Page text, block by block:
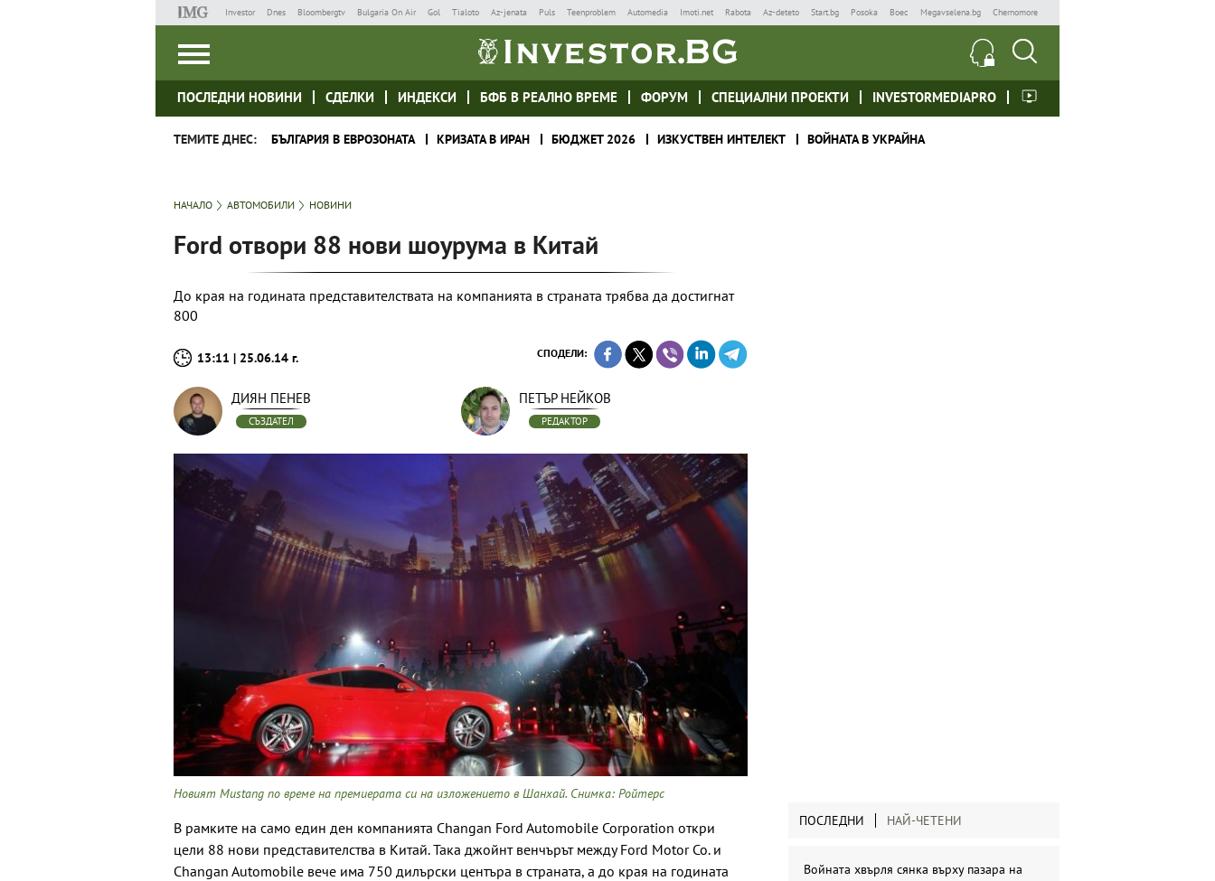
Investor Dnes Bloombergtv Bulgaria On Air Gol Tialoto Az-jenata Puls Teenproblem Automedia Imoti.net Rabota Az-deteto Start.bg Posoka Boec Megavselena.bg Chernomore
ПОСЛЕДНИ НОВИНИ СДЕЛКИ ИНДЕКСИ БФБ В РЕАЛНО ВРЕМЕ ФОРУМ СПЕЦИАЛНИ ПРОЕКТИ INVESTORMEDIAPRO
ТЕМИТЕ ДНЕС: БЪЛГАРИЯ В ЕВРОЗОНАТА КРИЗАТА В ИРАН БЮДЖЕТ 2026 ИЗКУСТВЕН ИНТЕЛЕКТ ВОЙНАТА В УКРАЙНА
НАЧАЛО АВТОМОБИЛИ НОВИНИ
Ford отвори 88 нови шоурума в Китай
До края на годината представителствата на компанията в страната трябва да достигнат
800
13:11 | 25.06.14 г. СПОДЕЛИ:
ДИЯН ПЕНЕВ
СЪЗДАТЕЛ
ПЕТЪР НЕЙКОВ
РЕДАКТОР
Новият Mustang по време на премиерата си на изложението в Шанхай. Снимка: Ройтерс
В рамките на само един ден компанията Changan Ford Automobile Corporation откри
цели 88 нови представителства в Китай. Така джойнт венчърът между Ford Motor Co. и
Changan Automobile вече има 750 дилърски центъра в страната, а до края на годината
ПОСЛЕДНИ НАЙ-ЧЕТЕНИ
Войната хвърля сянка върху пазара на